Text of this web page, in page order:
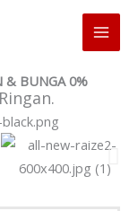
& BUNGA 0%